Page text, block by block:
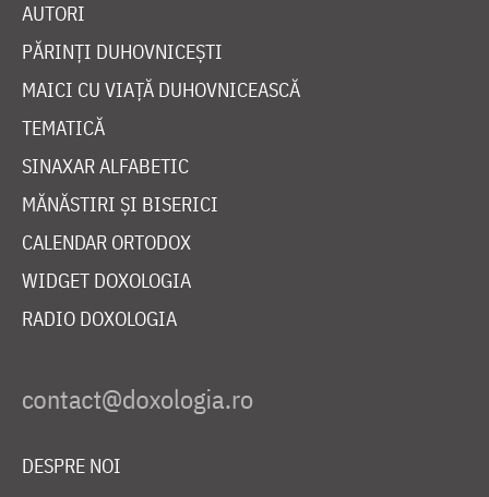
AUTORI
PĂRINȚI DUHOVNICEȘTI
MAICI CU VIAȚĂ DUHOVNICEASCĂ
TEMATICĂ
SINAXAR ALFABETIC
MĂNĂSTIRI ȘI BISERICI
CALENDAR ORTODOX
WIDGET DOXOLOGIA
RADIO DOXOLOGIA
DESPRE NOI